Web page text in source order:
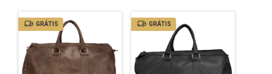
GRÁTIS GRÁTIS